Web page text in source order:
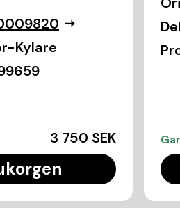
Kylare
3 750 SEK